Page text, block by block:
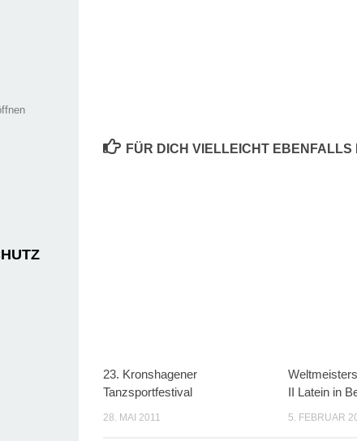
FÜR DICH VIELLEICHT
23. Kronshagener
Tanzsportfestival
28. MAI 2011
II Latein in
5. FEBRUAR